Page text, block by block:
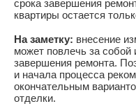
срока завершения
квартиры остается
На заметку: внесение
может повлечь за собой
завершения ремонта.
и начала процесса
окончательным
отделки.